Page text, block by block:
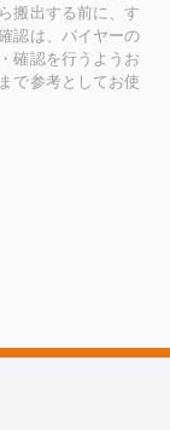
搬出する前に、す
認は、バイヤーの
確認を行うようお
で参考としてお使